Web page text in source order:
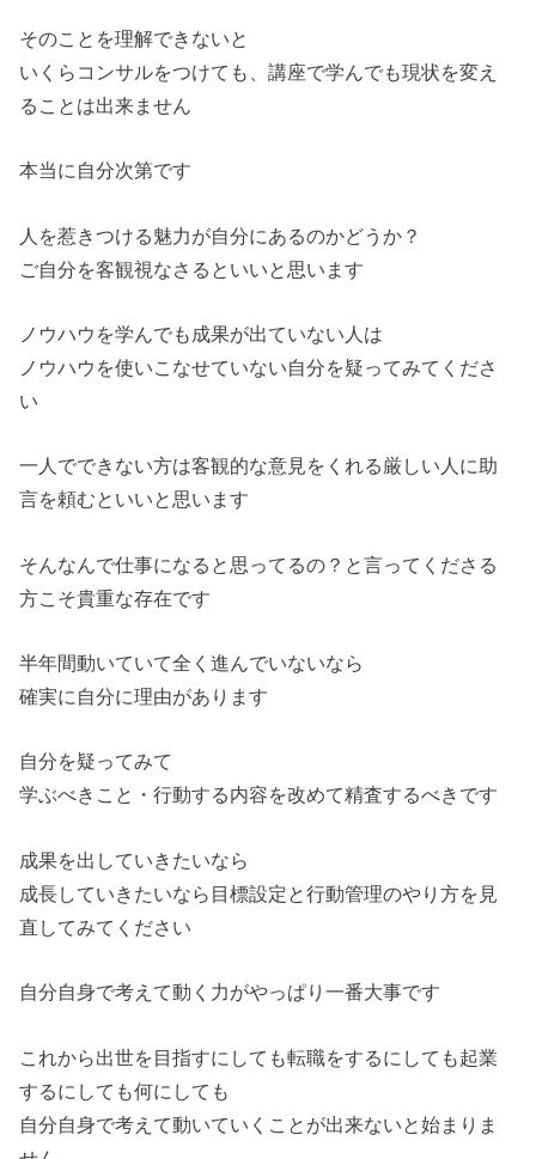
そのことを理解できないと
いくらコンサルをつけても、講座で学んでも現状を変え
ることは出来ません
本当に自分次第です
人を惹きつける魅力が自分にあるのかどうか？
ご自分を客観視なさるといいと思います
ノウハウを学んでも成果が出ていない人は
ノウハウを使いこなせていない自分を疑ってみてくださ
い
一人でできない方は客観的な意見をくれる厳しい人に助
言を頼むといいと思います
そんなんで仕事になると思ってるの？と言ってくださる
方こそ貴重な存在です
半年間動いていて全く進んでいないなら
確実に自分に理由があります
自分を疑ってみて
学ぶべきこと・行動する内容を改めて精査するべきです
成果を出していきたいなら
成長していきたいなら目標設定と行動管理のやり方を見
直してみてください
自分自身で考えて動く力がやっぱり一番大事です
これから出世を目指すにしても転職をするにしても起業
するにしても何にしても
自分自身で考えて動いていくことが出来ないと始まりま